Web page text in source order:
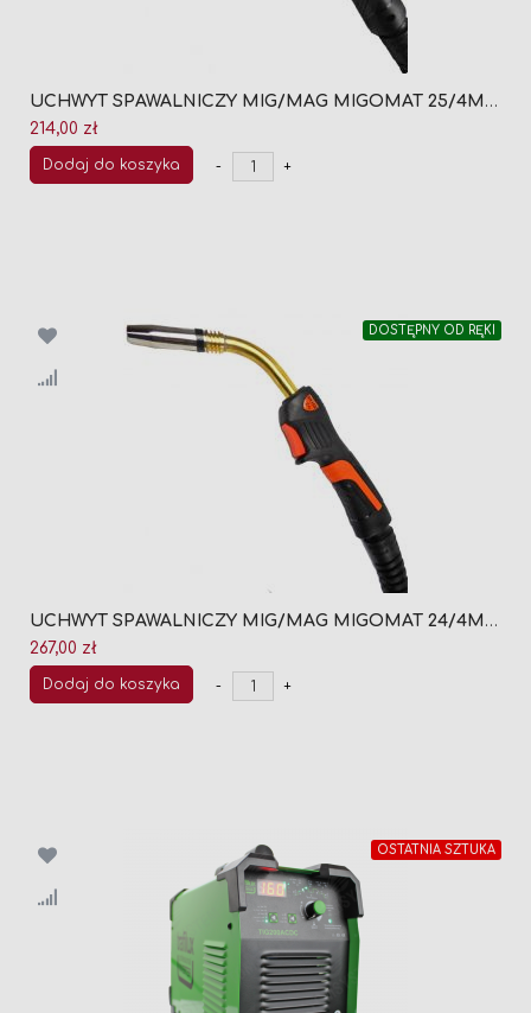
UCHWYT SPAWALNICZY MIG/MAG MIGOMAT 25/4M (CHŁODZONY GAZEM)
214,00 zł
Dodaj do koszyka - +
DOSTĘPNY OD RĘKI
UCHWYT SPAWALNICZY MIG/MAG MIGOMAT 24/4M (CHŁODZONY GAZEM)
267,00 zł
Dodaj do koszyka - +
OSTATNIA SZTUKA